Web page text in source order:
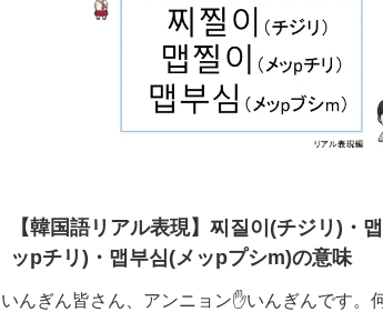
【韓国語リアル表現】찌질이(チジリ)・
ッpチリ)・맵부심(メッpプシm)の意味
いんぎん皆さん、アンニョン✋いんぎんです。